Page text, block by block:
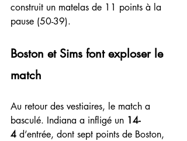
construit un matelas de 11 points à la
pause (50-39).
Boston et Sims font exploser le
match
Au retour des vestiaires, le match a
basculé. Indiana a infligé un 14-
4 d’entrée, dont sept points de Boston,